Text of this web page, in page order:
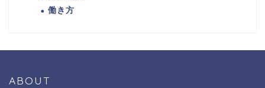
働き方
ABOUT